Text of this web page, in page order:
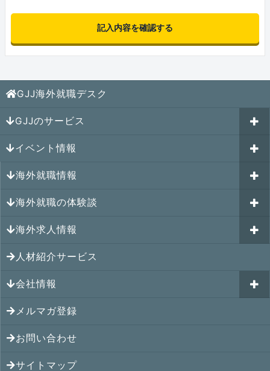
GJJ海外就職デスク
GJJのサービス
海外就職カウンセリング
はじめての海外就職セミナー
キャリアパスポートAI
GJJキャリア伴走プログラム
GJJキャリアコミュニティ
イベント情報
参加受付中のイベント
過去のイベント一覧
海外就職情報
アメリカの就職情報
カナダの就職情報
メキシコの就職情報
ヨーロッパの就職情報
オセアニアの就職情報
シンガポールの就職情報
マレーシアの就職情報
海外就職の体験談
海外就職その後の体験談
シンガポール就職の体験談
マレーシア就職の体験談
タイ就職の体験談
ベトナム就職の体験談
インドネシア就職の体験談
海外求人情報
シンガポールの求人
マレーシアの求人
タイの求人
ベトナムの求人
インドネシアの求人
人材紹介サービス
会社情報
アクセス
メンバー紹介
提携先
メルマガ登録
お問い合わせ
サイトマップ